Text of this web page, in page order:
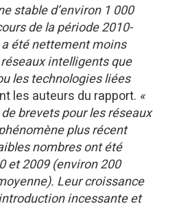
stable d’environ 1 000
de la période 2010-
été nettement moins
intelligents que
les technologies liées
les auteurs du rapport. «
brevets pour les réseaux
plus récent
nombres ont été
et 2009 (environ 200
Leur croissance
incessante et